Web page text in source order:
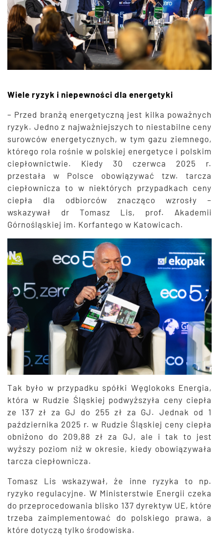
Wiele ryzyk i niepewności dla energetyki
– Przed branżą energetyczną jest kilka poważnych
ryzyk. Jedno z najważniejszych to niestabilne ceny
surowców energetycznych, w tym gazu ziemnego,
którego rola rośnie w polskiej energetyce i polskim
ciepłownictwie. Kiedy 30 czerwca 2025 r.
przestała w Polsce obowiązywać tzw. tarcza
ciepłownicza to w niektórych przypadkach ceny
ciepła dla odbiorców znacząco wzrosły –
wskazywał dr Tomasz Lis, prof. Akademii
Górnośląskiej im. Korfantego w Katowicach.
Tak było w przypadku spółki Węglokoks Energia,
która w Rudzie Śląskiej podwyższyła ceny ciepła
ze 137 zł za GJ do 255 zł za GJ. Jednak od 1
października 2025 r. w Rudzie Śląskiej ceny ciepła
obniżono do 209,88 zł za GJ, ale i tak to jest
wyższy poziom niż w okresie, kiedy obowiązywała
tarcza ciepłownicza.
Tomasz Lis wskazywał, że inne ryzyka to np.
ryzyko regulacyjne. W Ministerstwie Energii czeka
do przeprocedowania blisko 137 dyrektyw UE, które
trzeba zaimplementować do polskiego prawa, a
które dotyczą tylko środowiska.